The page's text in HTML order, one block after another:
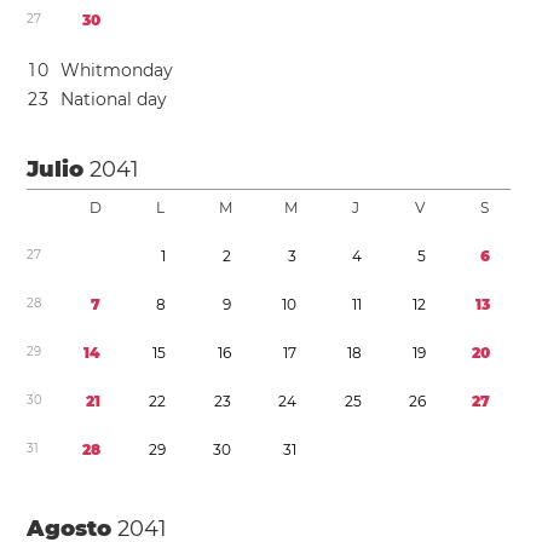
27 30
10 Whitmonday
23 National day
Julio2041
D L M M J V S
27 1 2 3 4 5 6
28 7 8 9 10 11 12 13
29 14 15 16 17 18 19 20
30 21 22 23 24 25 26 27
31 28 29 30 31
Agosto2041